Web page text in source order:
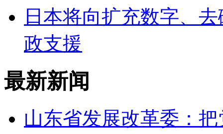
日本将向扩充数字、
政支援
最新新闻
山东省发展改革委：